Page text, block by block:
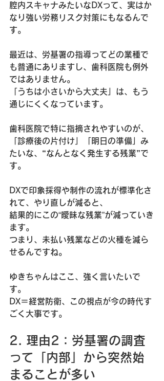
腔内スキャナみたいなDXって、実はか
なり強い労務リスク対策にもなるんで
す。
最近は、労基署の指導ってどの業種で
も普通にありますし、歯科医院も例外
ではありません。
「うちは小さいから大丈夫」は、もう
通じにくくなっています。
歯科医院で特に指摘されやすいのが、
「診療後の片付け」「明日の準備」み
たいな、 “なんとなく発生する残業”で
す。
DXで印象採得や制作の流れが標準化さ
れて、やり直しが減ると、
結果的にこの“曖昧な残業”が減っていき
ます。
つまり、 未払い残業などの火種を減ら
せるんですね。
ゆきちゃんはここ、強く言いたいで
す。
DX＝経営防衛、この視点が今の時代す
ごく大事です。
2. 理由2：労基署の調査
って「内部」から突然始
まることが多い